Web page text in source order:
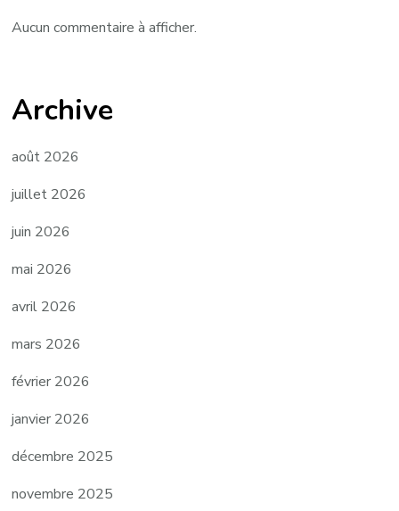
Aucun commentaire à afficher.
Archive
août 2026
juillet 2026
juin 2026
mai 2026
avril 2026
mars 2026
février 2026
janvier 2026
décembre 2025
novembre 2025